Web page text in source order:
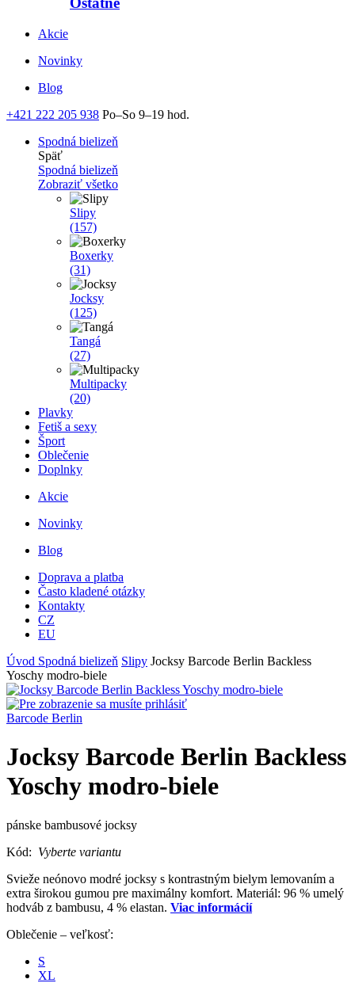
Akcie
Novinky
Blog
+421 222 205 938 Po–So 9–19 hod.
Spodná bielizeň
Späť
Spodná bielizeň
Zobraziť všetko
Slipy
(157)
Boxerky
(31)
Jocksy
(125)
Tangá
(27)
Multipacky
(20)
Plavky
Fetiš a sexy
Šport
Oblečenie
Doplnky
Akcie
Novinky
Blog
Doprava a platba
Často kladené otázky
Kontakty
CZ
EU
Úvod Spodná bielizeň Slipy Jocksy Barcode Berlin Backless
Yoschy modro-biele
Barcode Berlin
Jocksy Barcode Berlin Backless
Yoschy modro-biele
pánske bambusové jocksy
Kód: Vyberte variantu
Svieže neónovo modré jocksy s kontrastným bielym lemovaním a
extra širokou gumou pre maximálny komfort. Materiál: 96 % umelý
hodváb z bambusu, 4 % elastan. Viac informácií
Oblečenie – veľkosť:
S
XL